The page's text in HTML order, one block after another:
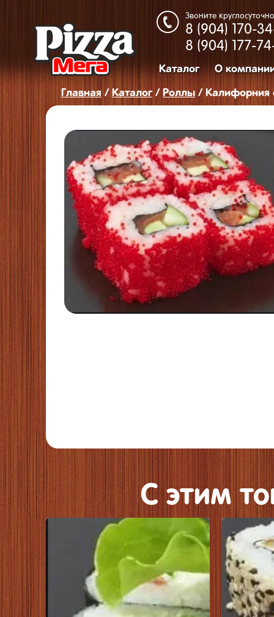
Звоните
8 (904) 170-
8 (904) 177-
Каталог О
Главная/ Каталог/ Роллы / Калифорния
C этим